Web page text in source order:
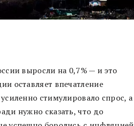
выросли на 0,7% — и это
оставляет впечатление
стимулировало спрос, а
нужно сказать, что до